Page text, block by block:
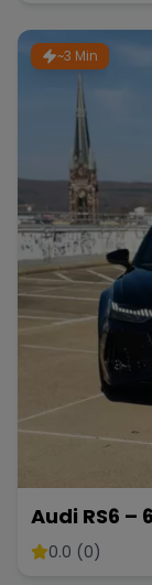
~3 Min
Audi RS6 –
0.0 (0)